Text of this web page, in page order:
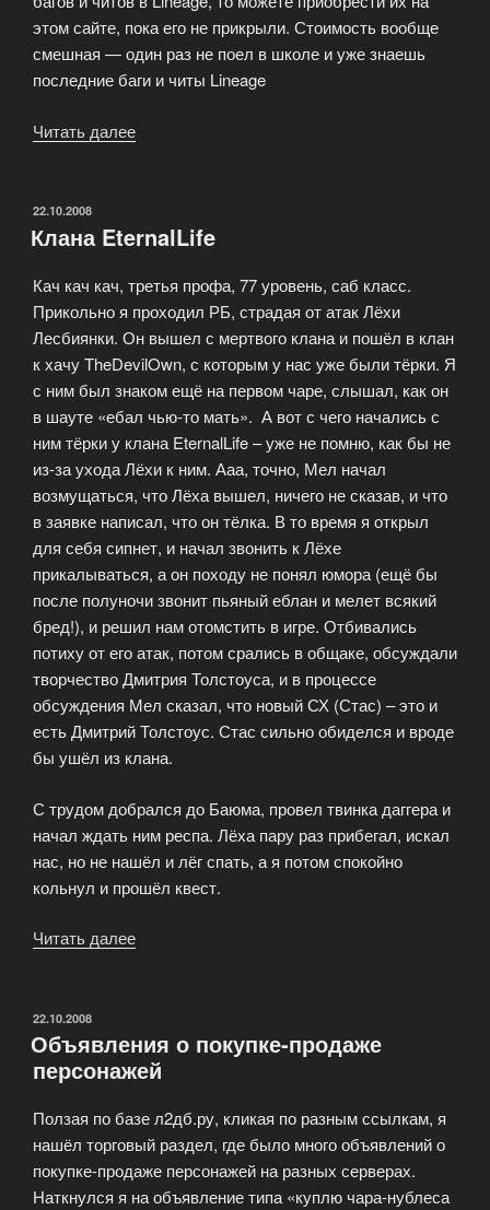
этом сайте, пока его не прикрыли. Стоимость вообще
смешная — один раз не поел в школе и уже знаешь
последние баги и читы Lineage
Читать далее
2»
ОПУБЛИКОВАНО
22.10.2008
Клана EternalLife
Кач кач кач, третья профа, 77 уровень, саб класс.
Прикольно я проходил РБ, страдая от атак Лёхи
Лесбиянки. Он вышел с мертвого клана и пошёл в клан
к хачу TheDevilOwn, с которым у нас уже были тёрки. Я
с ним был знаком ещё на первом чаре, слышал, как он
в шауте «ебал чью-то мать». А вот с чего начались с
ним тёрки у клана EternalLife – уже не помню, как бы не
из-за ухода Лёхи к ним. Ааа, точно, Мел начал
возмущаться, что Лёха вышел, ничего не сказав, и что
в заявке написал, что он тёлка. В то время я открыл
для себя сипнет, и начал звонить к Лёхе
прикалываться, а он походу не понял юмора (ещё бы
после полуночи звонит пьяный еблан и мелет всякий
бред!), и решил нам отомстить в игре. Отбивались
потиху от его атак, потом срались в общаке, обсуждали
творчество Дмитрия Толстоуса, и в процессе
обсуждения Мел сказал, что новый СХ (Стас) – это и
есть Дмитрий Толстоус. Стас сильно обиделся и вроде
бы ушёл из клана.
С трудом добрался до Баюма, провел твинка даггера и
начал ждать ним респа. Лёха пару раз прибегал, искал
нас, но не нашёл и лёг спать, а я потом спокойно
кольнул и прошёл квест.
Читать далее
ОПУБЛИКОВАНО
22.10.2008
Объявления о покупке-продаже
персонажей
Ползая по базе л2дб.ру, кликая по разным ссылкам, я
нашёл торговый раздел, где было много объявлений о
покупке-продаже персонажей на разных серверах.
Наткнулся я на объявление типа «куплю чара-нублеса